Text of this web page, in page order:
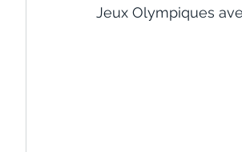
Jeux Olympiques